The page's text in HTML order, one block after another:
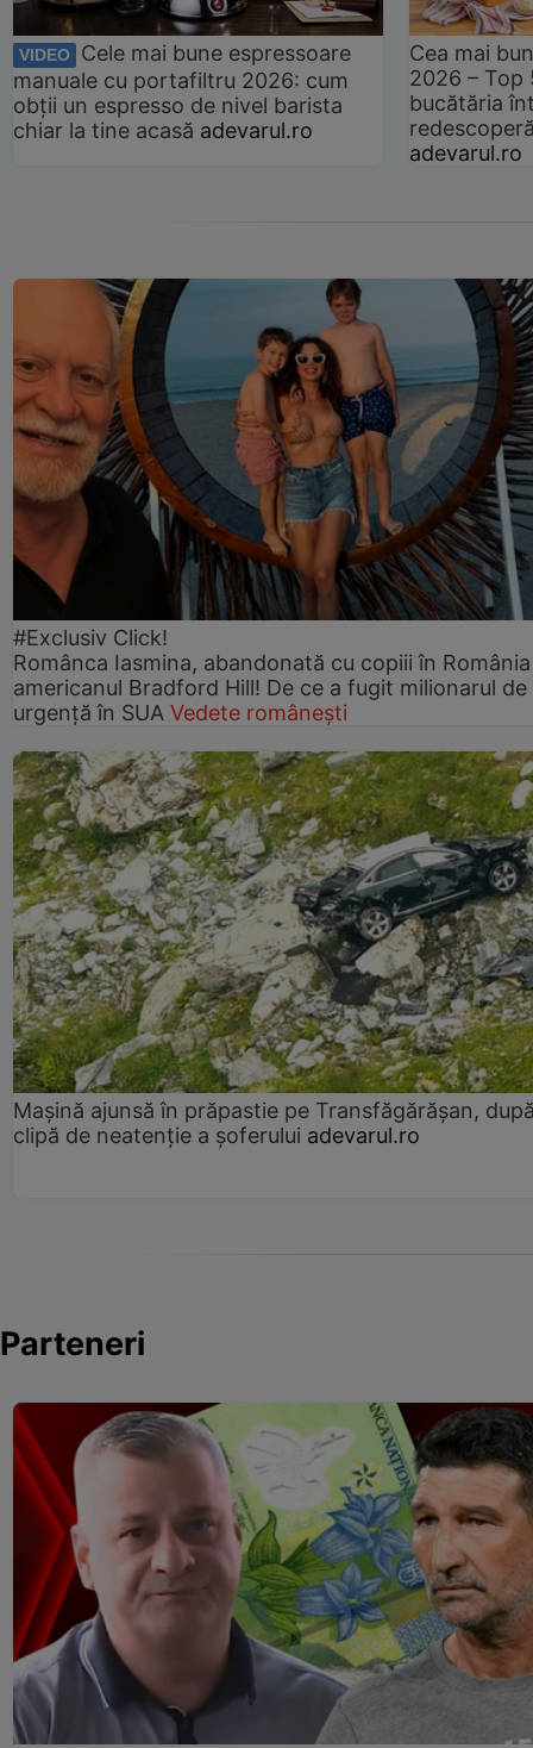
VIDEO
Cele mai bune espressoare
manuale cu portafiltru 2026: cum
obții un espresso de nivel barista
chiar la tine acasă adevarul.ro
Cea mai
2026 –
bucătăria
adevarul.ro
#Exclusiv Click!
Românca Iasmina, abandonată cu copiii în
americanul Bradford Hill! De ce a fugit milionarul de
urgență în SUA Vedete românești
Mașină ajunsă în prăpastie pe Transfăgărășan,
clipă de neatenție a șoferului adevarul.ro
Parteneri